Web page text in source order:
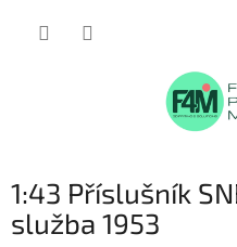
1:43 Příslušník
služba 1953